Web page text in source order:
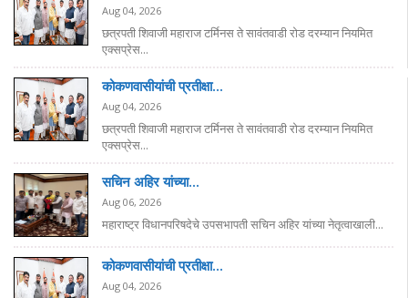
Aug 04, 2026
छत्रपती शिवाजी महाराज टर्मिनस ते सावंतवाडी रोड दरम्यान नियमित
एक्सप्रेस...
कोकणवासीयांची प्रतीक्षा...
Aug 04, 2026
छत्रपती शिवाजी महाराज टर्मिनस ते सावंतवाडी रोड दरम्यान नियमित
एक्सप्रेस...
सचिन अहिर यांच्या...
Aug 06, 2026
महाराष्ट्र विधानपरिषदेचे उपसभापती सचिन अहिर यांच्या नेतृत्वाखाली...
कोकणवासीयांची प्रतीक्षा...
Aug 04, 2026